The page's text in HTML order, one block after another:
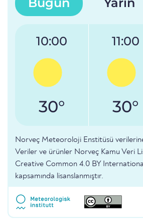
10:00
30°
11:00
30°
Norveç Meteoroloji Enstitüsü
Veriler ve ürünler Norveç Kamu Veri
Creative Common 4.0 BY
kapsamında lisanslanmıştır.